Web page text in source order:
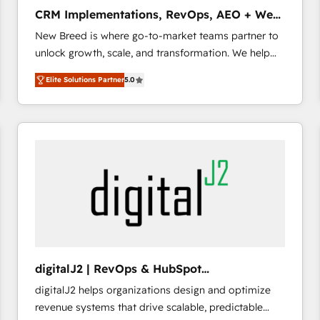
2️⃣ AIエージェント組織構築 営業・マーケティング業務
の一部をAIが自律実行する組織への移行を設計・実装。
Breeze・Claude等をHubSpotと連携させ、役割定義・
運用ルール・成果指標まで含めて設計します。 3️⃣ 全社
DX × AI推進のPMO伴走支援 複数部門をまたぐDX×AI変
革を、構想から実装・定着までPMOとして主導。「設
定の代行ではなく、設計の責任」を引き受け、部門横断
計・構築：リード獲得・CVR・SEOを前提にした情報設
計・導線設計・テンプレート設計をContent Hubで一体
提供。 ▸ 既存CRM・MAからの移行支援：Salesforce・
Marketo・Pardot等からの移行、カスタム設計、履歴
データ移行と活用設計まで。 ▸ AEO対応：ChatGPT・
ンツとサイト構造を最適化。 🏆 なぜ100incを選ぶの
か？ ✓ HubSpot Eliteパートナー認定 ✓ HubSpotアワ
ード受賞・HUGリーダー ✓ ISO27001:2022 /
ISO9001:2015 取得 ✓ 400社以上の導入実績 ✓
CRM Implementations, RevOps, AEO + Web,
Demand Gen
New Breed is where go-to-market teams partner to
unlock growth, scale, and transformation. We help
companies activate HubSpot’s AI-powered
customer platform and operationalize HubSpot’s
Loop Marketing framework through expert-led
services, smart agents, and purpose-built apps,
buyer journey for clean data, scalability, & reporting.
🎯Demand Gen & ABM: Drive pipeline with inbound,
ABM, AEO, SEO, & paid media. 👩‍💻Web Design:
Build high-performing websites with UX, messaging,
AI, & maximize AEO with tailored AI services. 🧩
Integrations: Extend HubSpot with custom
integrations, hosting, & maintenance.
Elite Solutions Partner5.0
digitalJ2 | RevOps & HubSpot
Implementations
digitalJ2 helps organizations design and optimize
revenue systems that drive scalable, predictable